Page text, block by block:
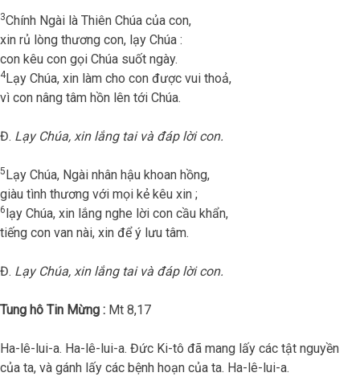
3Chính Ngài là Thiên Chúa của con,
xin rủ lòng thương con, lạy Chúa :
con kêu con gọi Chúa suốt ngày.
4Lạy Chúa, xin làm cho con được vui thoả,
vì con nâng tâm hồn lên tới Chúa.
Đ. Lạy Chúa, xin lắng tai và đáp lời con.
5Lạy Chúa, Ngài nhân hậu khoan hồng,
giàu tình thương với mọi kẻ kêu xin ;
6lạy Chúa, xin lắng nghe lời con cầu khẩn,
tiếng con van nài, xin để ý lưu tâm.
Đ. Lạy Chúa, xin lắng tai và đáp lời con.
Tung hô Tin Mừng : Mt 8,17
Ha-lê-lui-a. Ha-lê-lui-a. Đức Ki-tô đã mang lấy các tật nguyền
của ta, và gánh lấy các bệnh hoạn của ta. Ha-lê-lui-a.